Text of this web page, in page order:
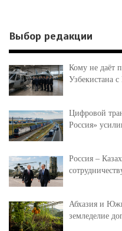
Выбор редакции
Кому не даёт
Узбекистана с
Цифровой
Россия»
Россия –
Абхазия и
земледелие